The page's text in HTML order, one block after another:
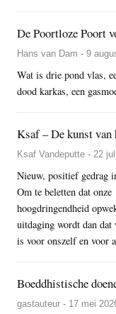
De Poortloze Poort
Hans van Dam - 9
Wat is drie pond vlas,
dood karkas, een
Ksaf – De kunst van
Ksaf Vandeputte - 22
Nieuw, positief gedrag
Om te beletten dat
hoogdringendheid
uitdaging wordt dan dat
is voor onszelf en voor
Boeddhistische
gastauteur - 17 mei